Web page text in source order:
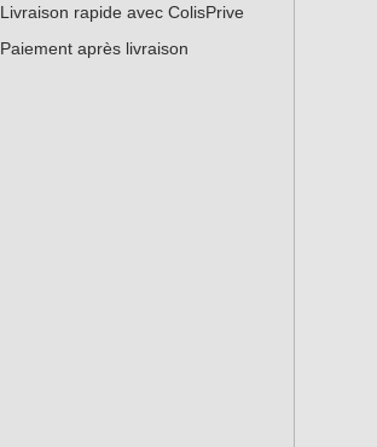
Livraison rapide avec ColisPrive
Paiement après livraison